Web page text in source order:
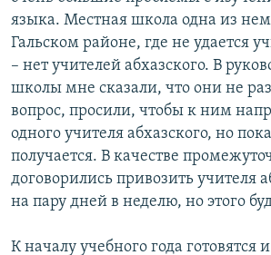
языка. Местная школа одна из
Гальском районе, где не удается
– нет учителей абхазского. В
школы мне сказали, что они не
вопрос, просили, чтобы к ним
одного учителя абхазского, но
получается. В качестве
договорились привозить учителя
на пару дней в неделю, но этого
К началу учебного года готовятся